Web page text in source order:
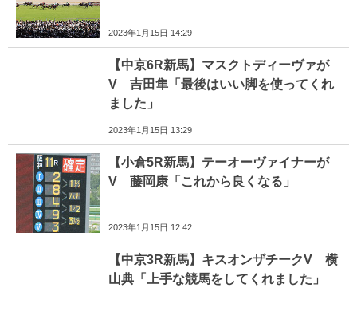
2023年1月15日 14:29
【中京6R新馬】マスクトディーヴァが
V 吉田隼「最後はいい脚を使ってくれ
ました」
2023年1月15日 13:29
【小倉5R新馬】テーオーヴァイナーが
V 藤岡康「これから良くなる」
2023年1月15日 12:42
【中京3R新馬】キスオンザチークV 横
山典「上手な競馬をしてくれました」